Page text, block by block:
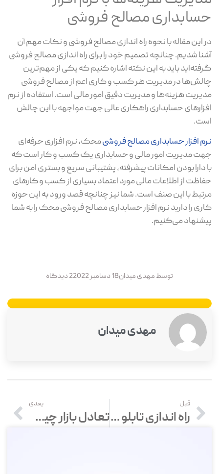
حسابداری مصالح فروشی
در این مقاله با نحوه راه اندازی مصالح فروشی و نکات مهم آن
آشنا شدیم. چنانچه تصمیم خود را برای راه اندازی مصالح فروشی
گرفته‌اید باید به این نکته اشاره کنیم که یکی از مهم‌ترین
چالش‌ها در مدیریت هر کسب و کاری اعم از مصالح فروشی
مدیریت هزینه‌ها و مدیریت دقیق امور مالی است. استفاده از نرم
افزارهای حسابداری راهکاری عالی جهت مواجهه با این چالش
است.
نرم افزار حسابداری مصالح فروشیمحک، نرم افزاری حرفه‌ای
جهت مدیریت امور مالی و حسابداری یک کسب و کار است که
با دارا بودن امکانات پیشرفته، پشتیبانی سریع و بستری امن برای
حفاظت از اطلاعات مالی مورد اعتماد بسیاری از کسب و کارهای
مرتبط با این صنف است. شما نیز چنانچه قصد ورود به این حوزه
کاری را دارید نرم افزار حسابداری مصالح فروشی محک را به شما
پیشنهاد می‌کنیم.
توسطمهدی میدان18 دسامبر 2022 2 دیدگاه
مهدی میدان
قبل
راه اندازی تابلو سازی در 5 مرحله
بعدی
تعادل بازار چیست و چه اهمیتی دارد؟